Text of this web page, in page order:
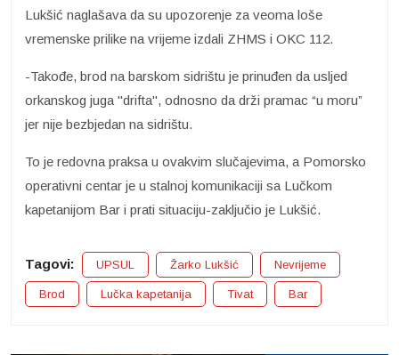
Lukšić naglašava da su upozorenje za veoma loše
vremenske prilike na vrijeme izdali ZHMS i OKC 112.
-Takođe, brod na barskom sidrištu je prinuđen da usljed
orkanskog juga ''drifta'', odnosno da drži pramac “u moru”
jer nije bezbjedan na sidrištu.
To je redovna praksa u ovakvim slučajevima, a Pomorsko
operativni centar je u stalnoj komunikaciji sa Lučkom
kapetanijom Bar i prati situaciju-zaključio je Lukšić.
Tagovi: UPSUL Žarko Lukšić Nevrijeme
Brod Lučka kapetanija Tivat Bar